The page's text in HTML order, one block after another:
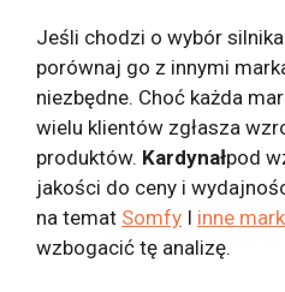
Jeśli chodzi o wybór
porównaj go z innymi
niezbędne. Choć każda
wielu klientów zgłasza
produktów. Kardynałpod
jakości do ceny i
na temat Somfy I inne
wzbogacić tę analizę.